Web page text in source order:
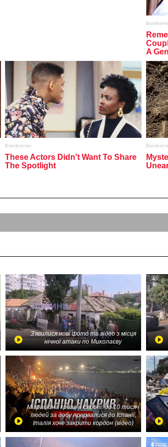
З'явилися нові фото та відео з місця
нічної атаки по Миколаєву
Міграційна криза в Європі: до 10 тисяч
людей за добу прорвалися до Іспанії,
Італія хоче закрити кордон (відео)